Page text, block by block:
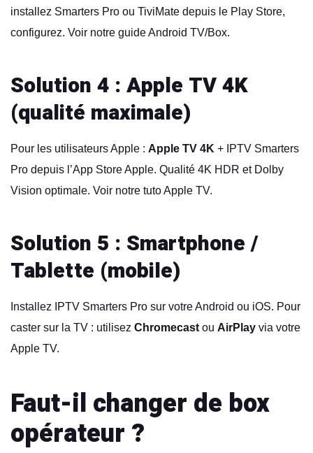
installez Smarters Pro ou TiviMate depuis le Play Store,
configurez. Voir notre guide Android TV/Box.
Solution 4 : Apple TV 4K
(qualité maximale)
Pour les utilisateurs Apple : Apple TV 4K + IPTV Smarters
Pro depuis l’App Store Apple. Qualité 4K HDR et Dolby
Vision optimale. Voir notre tuto Apple TV.
Solution 5 : Smartphone /
Tablette (mobile)
Installez IPTV Smarters Pro sur votre Android ou iOS. Pour
caster sur la TV : utilisez Chromecast ou AirPlay via votre
Apple TV.
Faut-il changer de box
opérateur ?